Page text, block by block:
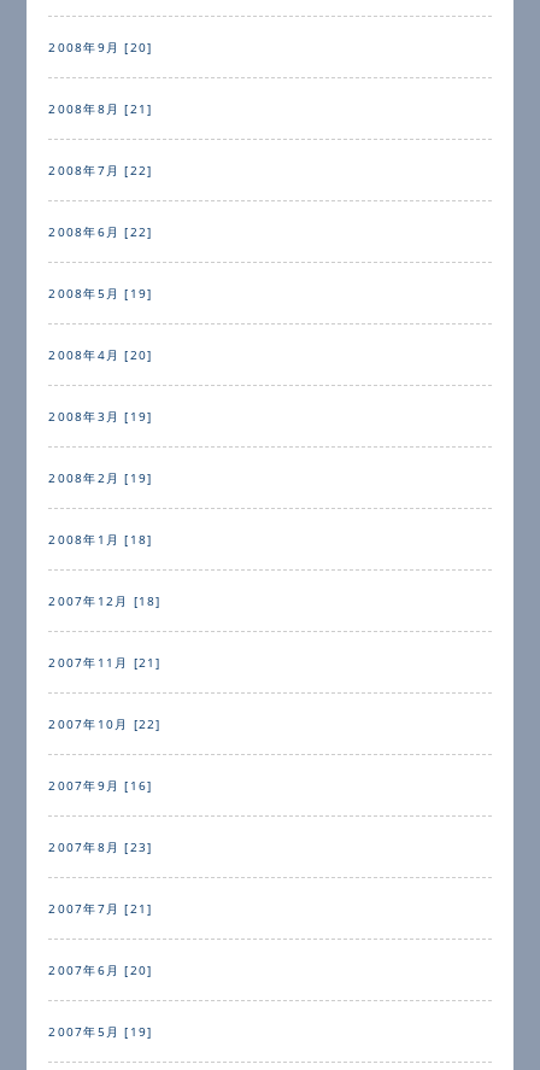
2008年9月 [20]
2008年8月 [21]
2008年7月 [22]
2008年6月 [22]
2008年5月 [19]
2008年4月 [20]
2008年3月 [19]
2008年2月 [19]
2008年1月 [18]
2007年12月 [18]
2007年11月 [21]
2007年10月 [22]
2007年9月 [16]
2007年8月 [23]
2007年7月 [21]
2007年6月 [20]
2007年5月 [19]